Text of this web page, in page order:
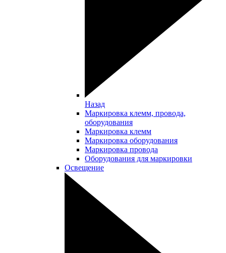
Назад
Маркировка клемм, провода,
оборудования
Маркировка клемм
Маркировка оборудования
Маркировка провода
Оборудования для маркировки
Освещение